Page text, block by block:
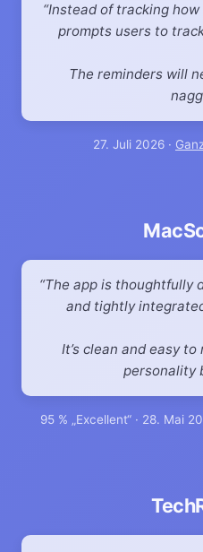
Instead of tracking
prompts users to
The reminders will
27. Juli 2026 ·
The app is thoughtfully
and tightly
It’s clean and easy
personality
95 % „Excellent“ · 28. Mai